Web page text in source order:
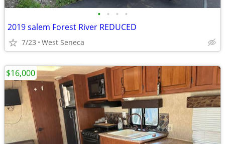
• • • •
2019 salem Forest River REDUCED
7/23 West Seneca
$16,000